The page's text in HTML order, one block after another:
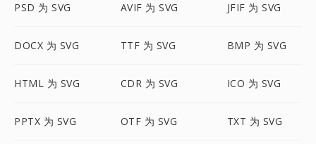
PSD 为 SVG AVIF 为 SVG JFIF 为 SVG
DOCX 为 SVG TTF 为 SVG BMP 为 SVG
HTML 为 SVG CDR 为 SVG ICO 为 SVG
PPTX 为 SVG OTF 为 SVG TXT 为 SVG